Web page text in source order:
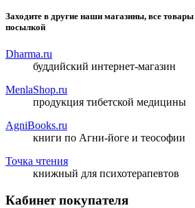
Заходите в другие наши магазины, все
посылкой
Dharma.ru
буддийский интернет-магазин
MenlaShop.ru
продукция тибетской медицины
AgniBooks.ru
книги по Агни-йоге и теософии
Точка чтения
книжный для психотерапевтов
Кабинет покупателя